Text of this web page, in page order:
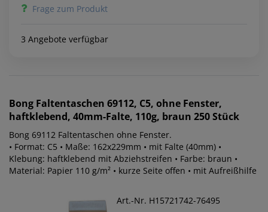
Frage zum Produkt
3 Angebote verfügbar
Bong Faltentaschen 69112, C5, ohne Fenster,
haftklebend, 40mm-Falte, 110g, braun 250 Stück
Bong 69112 Faltentaschen ohne Fenster.
• Format: C5 • Maße: 162x229mm • mit Falte (40mm) •
Klebung: haftklebend mit Abziehstreifen • Farbe: braun •
Material: Papier 110 g/m² • kurze Seite offen • mit Aufreißhilfe
Art.-Nr. H15721742-76495